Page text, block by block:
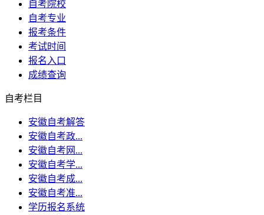
自考院校
自考专业
报考条件
考试时间
报名入口
成绩查询
自考栏目
安徽自考解答
安徽自考政...
安徽自考网...
安徽自考学...
安徽自考成...
安徽自考准...
学历报名系统